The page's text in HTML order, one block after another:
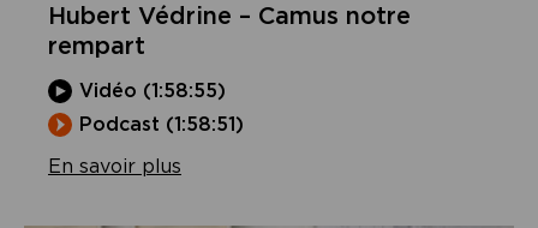
Hubert Védrine – Camus notre
rempart
Vidéo (1:58:55)
Podcast (1:58:51)
En savoir plus